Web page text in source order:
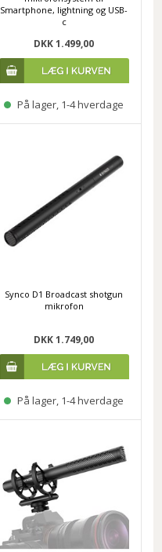
Smartphone, lightning og USB-
c
DKK 1.499,00
På lager, 1-4 hverdage
Synco D1 Broadcast shotgun
mikrofon
DKK 1.749,00
På lager, 1-4 hverdage